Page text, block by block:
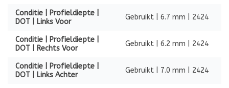
Conditie | Profieldiepte |
DOT | Links Voor
Gebruikt | 6.7 mm | 2424
Conditie | Profieldiepte |
DOT | Rechts Voor
Gebruikt | 6.2 mm | 2424
Conditie | Profieldiepte |
DOT | Links Achter
Gebruikt | 7.0 mm | 2424